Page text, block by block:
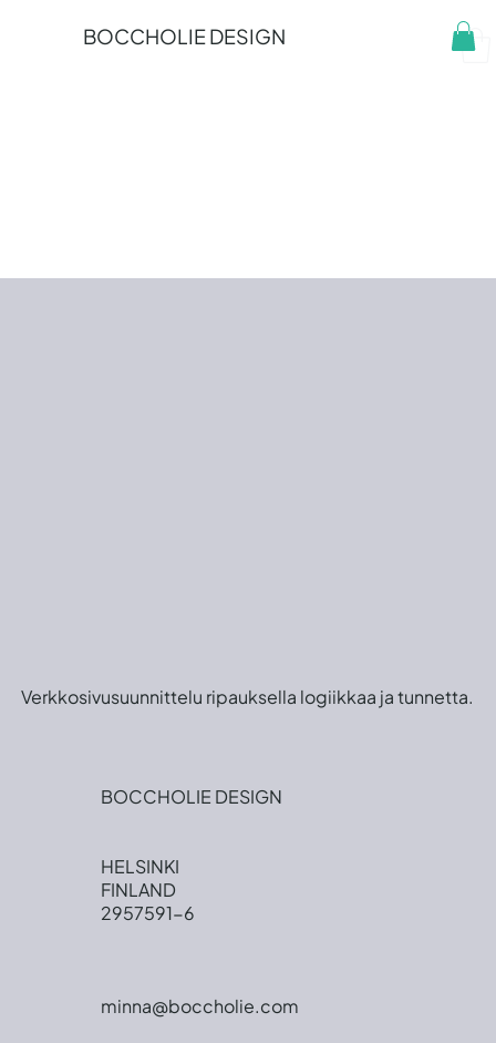
BOCCHOLIE DESIGN
Verkkosivusuunnittelu ripauksella logiikkaa ja tunnetta.
BOCCHOLIE DESIGN
HELSINKI
FINLAND
2957591-6
minna@boccholie.com